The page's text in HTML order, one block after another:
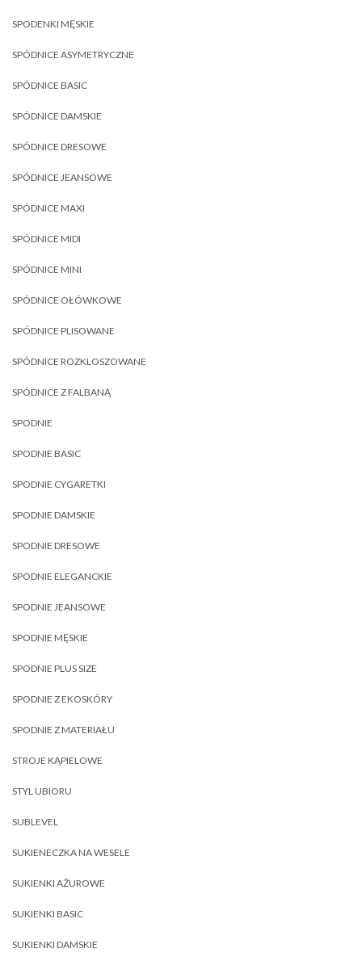
SPODENKI MĘSKIE
SPÓDNICE ASYMETRYCZNE
SPÓDNICE BASIC
SPÓDNICE DAMSKIE
SPÓDNICE DRESOWE
SPÓDNICE JEANSOWE
SPÓDNICE MAXI
SPÓDNICE MIDI
SPÓDNICE MINI
SPÓDNICE OŁÓWKOWE
SPÓDNICE PLISOWANE
SPÓDNICE ROZKLOSZOWANE
SPÓDNICE Z FALBANĄ
SPODNIE
SPODNIE BASIC
SPODNIE CYGARETKI
SPODNIE DAMSKIE
SPODNIE DRESOWE
SPODNIE ELEGANCKIE
SPODNIE JEANSOWE
SPODNIE MĘSKIE
SPODNIE PLUS SIZE
SPODNIE Z EKOSKÓRY
SPODNIE Z MATERIAŁU
STROJE KĄPIELOWE
STYL UBIORU
SUBLEVEL
SUKIENECZKA NA WESELE
SUKIENKI AŻUROWE
SUKIENKI BASIC
SUKIENKI DAMSKIE